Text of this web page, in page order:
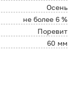
Осень
не более 6 %
Поревит
60 мм